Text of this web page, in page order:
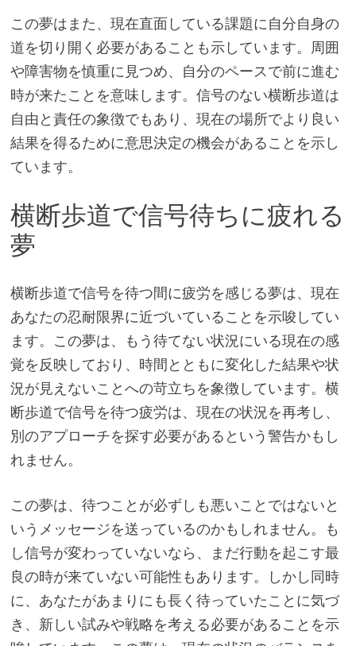
この夢はまた、現在直面している課題に自分自身の
道を切り開く必要があることも示しています。周囲
や障害物を慎重に見つめ、自分のペースで前に進む
時が来たことを意味します。信号のない横断歩道は
自由と責任の象徴でもあり、現在の場所でより良い
結果を得るために意思決定の機会があることを示し
ています。
横断歩道で信号待ちに疲れる
夢
横断歩道で信号を待つ間に疲労を感じる夢は、現在
あなたの忍耐限界に近づいていることを示唆してい
ます。この夢は、もう待てない状況にいる現在の感
覚を反映しており、時間とともに変化した結果や状
況が見えないことへの苛立ちを象徴しています。横
断歩道で信号を待つ疲労は、現在の状況を再考し、
別のアプローチを探す必要があるという警告かもし
れません。
この夢は、待つことが必ずしも悪いことではないと
いうメッセージを送っているのかもしれません。も
し信号が変わっていないなら、まだ行動を起こす最
良の時が来ていない可能性もあります。しかし同時
に、あなたがあまりにも長く待っていたことに気づ
き、新しい試みや戦略を考える必要があることを示